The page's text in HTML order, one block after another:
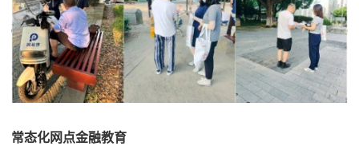
常态化网点金融教育